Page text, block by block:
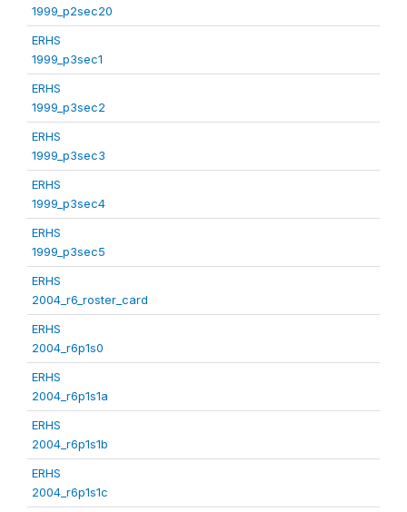
1999_p2sec20
ERHS
1999_p3sec1
ERHS
1999_p3sec2
ERHS
1999_p3sec3
ERHS
1999_p3sec4
ERHS
1999_p3sec5
ERHS
2004_r6_roster_card
ERHS
2004_r6p1s0
ERHS
2004_r6p1s1a
ERHS
2004_r6p1s1b
ERHS
2004_r6p1s1c